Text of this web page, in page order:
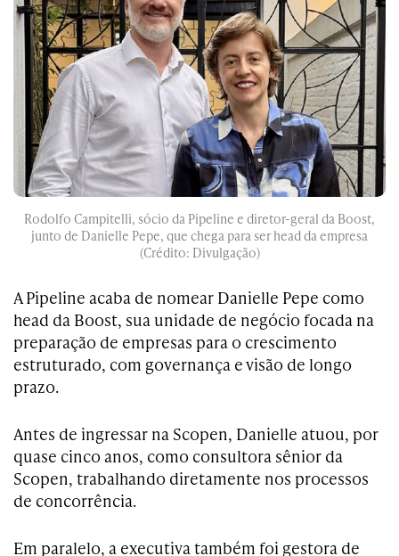
Rodolfo Campitelli, sócio da Pipeline e diretor-geral da Boost,
junto de Danielle Pepe, que chega para ser head da empresa
(Crédito: Divulgação)
A Pipeline acaba de nomear Danielle Pepe como
head da Boost, sua unidade de negócio focada na
preparação de empresas para o crescimento
estruturado, com governança e visão de longo
prazo.
Antes de ingressar na Scopen, Danielle atuou, por
quase cinco anos, como consultora sênior da
Scopen, trabalhando diretamente nos processos
de concorrência.
Em paralelo, a executiva também foi gestora de